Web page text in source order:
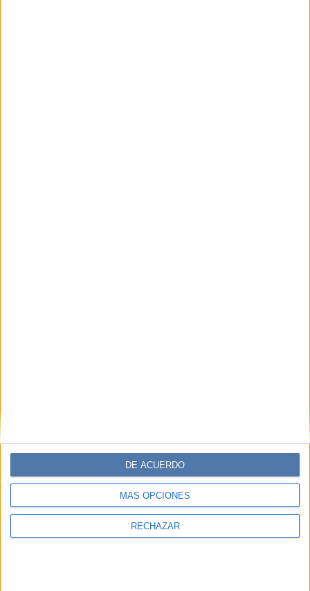
MÁS OPCIONES
RECHAZAR
DE ACUERDO